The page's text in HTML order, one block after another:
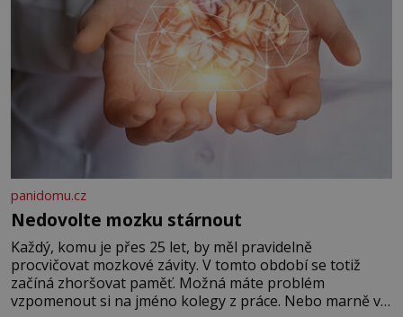
panidomu.cz
Nedovolte mozku stárnout
Každý, komu je přes 25 let, by měl pravidelně
procvičovat mozkové závity. V tomto období se totiž
začíná zhoršovat paměť. Možná máte problém
vzpomenout si na jméno kolegy z práce. Nebo marně v